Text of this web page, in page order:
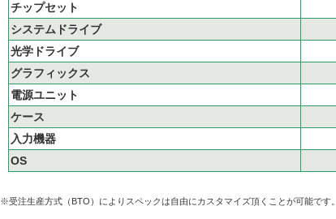
チップセット
システムドライブ
光学ドライブ
グラフィックス
電源ユニット
ケース
入力機器
OS
※受注生産方式（BTO）によりスペックは自由にカスタマイズ頂くことが可能です。